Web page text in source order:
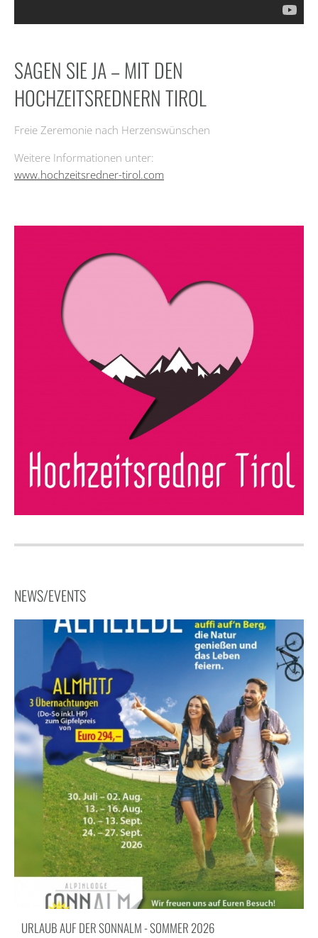
SAGEN SIE JA – MIT DEN
HOCHZEITSREDNERN TIROL
Freie Zeremonie nach Herzenswünschen
Weitere Informationen unter:
www.hochzeitsredner-tirol.com
NEWS/EVENTS
URLAUB AUF DER SONNALM - SOMMER 2026